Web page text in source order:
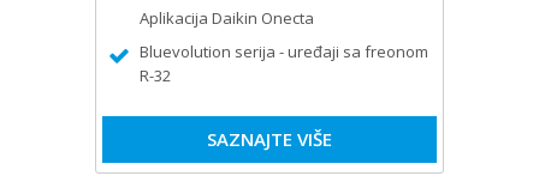
Aplikacija Daikin Onecta
Bluevolution serija - uređaji sa freonom
R-32
SAZNAJTE VIŠE